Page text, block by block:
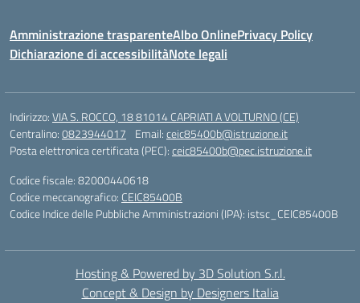
Amministrazione trasparenteAlbo OnlinePrivacy Policy
Dichiarazione di accessibilitàNote legali
Indirizzo:VIA S. ROCCO, 18 81014 CAPRIATI A VOLTURNO (CE)
Centralino:0823944017 Email:ceic85400b@istruzione.it
Posta elettronica certificata (PEC):ceic85400b@pec.istruzione.it
Codice fiscale: 82000440618
Codice meccanografico: CEIC85400B
Codice Indice delle Pubbliche Amministrazioni (IPA): istsc_CEIC85400B
Hosting & Powered by 3D Solution S.r.l.
Concept & Design by Designers Italia